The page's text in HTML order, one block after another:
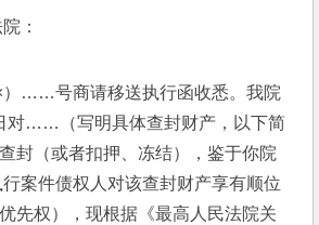
：
……号商请移送执行函收悉。我院
对……（写明具体查封财产，以下简
封（或者扣押、冻结），鉴于你院
案件债权人对该查封财产享有顺位
先权），现根据《最高人民法院关